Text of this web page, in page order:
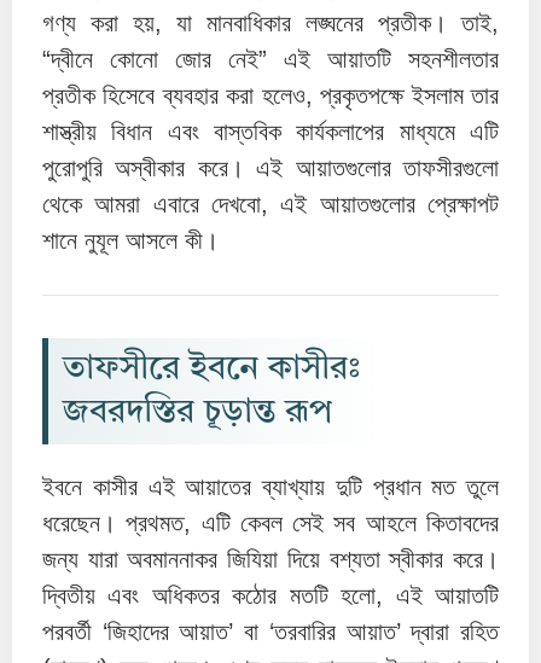
গণ্য করা হয়, যা মানবাধিকার লঙ্ঘনের প্রতীক। তাই,
“দ্বীনে কোনো জোর নেই” এই আয়াতটি সহনশীলতার
প্রতীক হিসেবে ব্যবহার করা হলেও, প্রকৃতপক্ষে ইসলাম তার
শাস্ত্রীয় বিধান এবং বাস্তবিক কার্যকলাপের মাধ্যমে এটি
পুরোপুরি অস্বীকার করে। এই আয়াতগুলোর তাফসীরগুলো
থেকে আমরা এবারে দেখবো, এই আয়াতগুলোর প্রেক্ষাপট
শানে নুযূল আসলে কী।
তাফসীরে ইবনে কাসীরঃ
জবরদস্তির চূড়ান্ত রূপ
ইবনে কাসীর এই আয়াতের ব্যাখ্যায় দুটি প্রধান মত তুলে
ধরেছেন। প্রথমত, এটি কেবল সেই সব আহলে কিতাবদের
জন্য যারা অবমাননাকর জিযিয়া দিয়ে বশ্যতা স্বীকার করে।
দ্বিতীয় এবং অধিকতর কঠোর মতটি হলো, এই আয়াতটি
পরবর্তী ‘জিহাদের আয়াত’ বা ‘তরবারির আয়াত’ দ্বারা রহিত